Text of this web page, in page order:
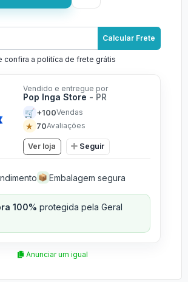
Calcular Frete
confira a politíca de frete grátis
Vendido e entregue por
Pop Inga Store - PR
🛒 +100Vendas
★ 70Avaliações
Ver loja Seguir
📦 Embalagem segura
100% protegida pela Geral
Anunciar um igual